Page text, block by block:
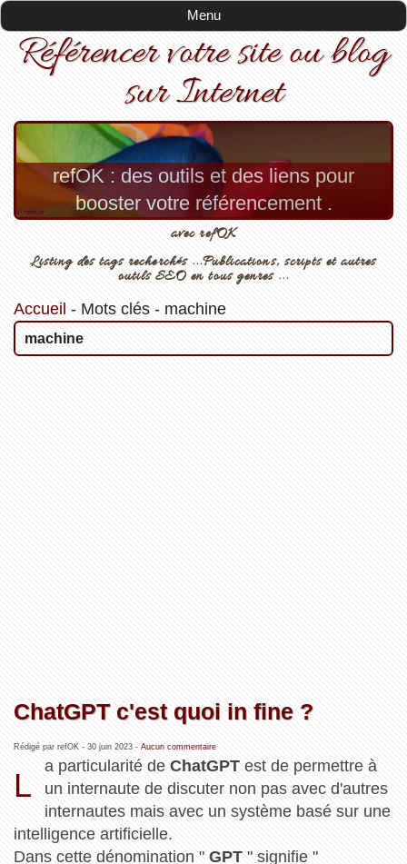
Menu
Référencer votre site ou blog
sur Internet
refOK : des outils et des liens pour
booster votre référencement .
avec refOK
Listing des tags recherchés ...Publications, scripts et autres
outils SEO en tous genres ...
Accueil - Mots clés- machine
machine
ChatGPT c'est quoi in fine ?
Rédigé par refOK - 30 juin 2023- Aucun commentaire
L
a particularité deChatGPTest de permettre à
un internaute de discuter non pas avec d'autres
internautes mais avec un système basé sur une
intelligence artificielle.
Dans cette dénomination " GPT " signifie "